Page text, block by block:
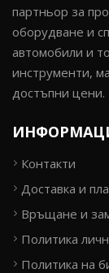
партньор за
оборудване и
автомобили и
инструменти,
достъпни цени.
Контакти
Доставка и
Връщане и
Политика
Политика на